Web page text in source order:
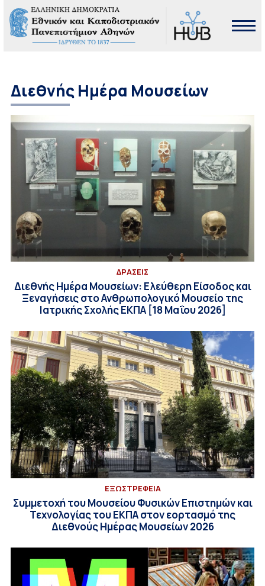
Διεθνής Ημέρα Μουσείων
ΔΡΑΣΕΙΣ
Διεθνής Ημέρα Μουσείων: Ελεύθερη Είσοδος και
Ξεναγήσεις στο Ανθρωπολογικό Μουσείο της
Ιατρικής Σχολής ΕΚΠΑ [18 Μαΐου 2026]
EΞΩΣΤΡΕΦΕΙΑ
Συμμετοχή του Μουσείου Φυσικών Επιστημών και
Τεχνολογίας του ΕΚΠΑ στον εορτασμό της
Διεθνούς Ημέρας Μουσείων 2026